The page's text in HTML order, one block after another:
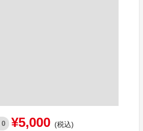
0 ¥5,000 (税込)